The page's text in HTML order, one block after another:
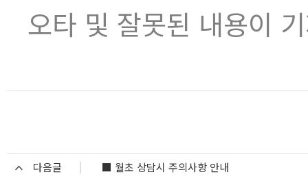
오타 및 잘못된 내용이
다음글
■ 월초 상담시 주의사항 안내